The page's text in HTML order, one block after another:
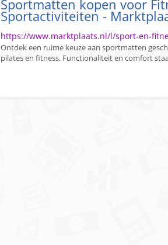
Sportmatten kopen voor
Sportactiviteiten -
https://www.marktplaats.nl/l/sport-en-
Ontdek een ruime keuze aan sportmatten
pilates en fitness. Functionaliteit en comfort